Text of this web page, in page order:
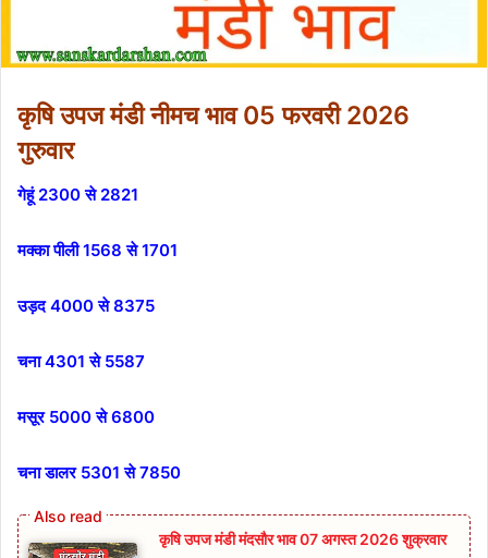
कृषि उपज मंडी नीमच भाव 05 फरवरी 2026
गुरुवार
गेहूं 2300 से 2821
मक्का पीली 1568 से 1701
उड़द 4000 से 8375
चना 4301 से 5587
मसूर 5000 से 6800
चना डालर 5301 से 7850
कृषि उपज मंडी मंदसौर भाव 07 अगस्त 2026 शुक्रवार